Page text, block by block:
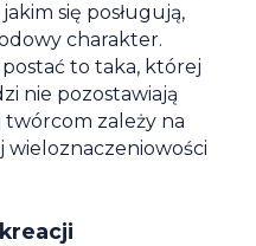
się posługują,
charakter.
to taka, której
nie pozostawiają
twórcom zależy na
wieloznaczeniowości